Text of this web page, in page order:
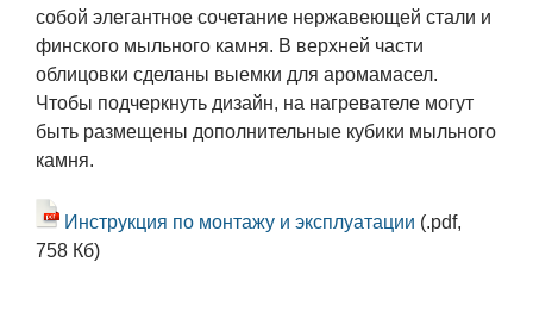
собой элегантное сочетание нержавеющей стали и
финского мыльного камня. В верхней части
облицовки сделаны выемки для аромамасел.
Чтобы подчеркнуть дизайн, на нагревателе могут
быть размещены дополнительные кубики мыльного
камня.
Инструкция по монтажу и эксплуатации (.pdf,
758 Кб)